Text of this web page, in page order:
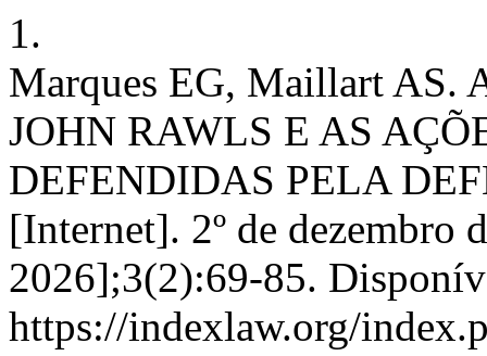
1.
Marques EG, Maillart AS.
JOHN RAWLS E AS
DEFENDIDAS PELA
[Internet]. 2º de dezembro
2026];3(2):69-85.
https://indexlaw.org/